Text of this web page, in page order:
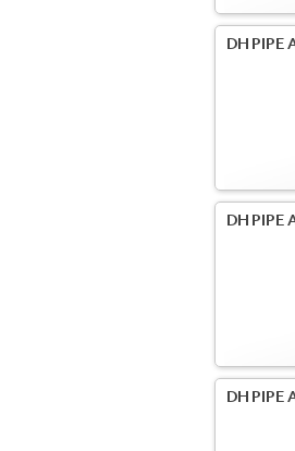
DH PIPE
DH PIPE
DH PIPE